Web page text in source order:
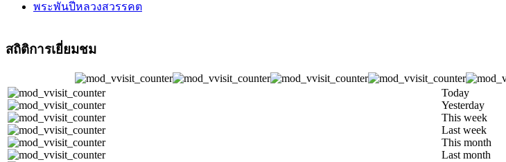
พระพันปีหลวงสวรรคต
สถิติการเยี่ยมชม
Today
Yesterday
This week
Last week
This month
Last month